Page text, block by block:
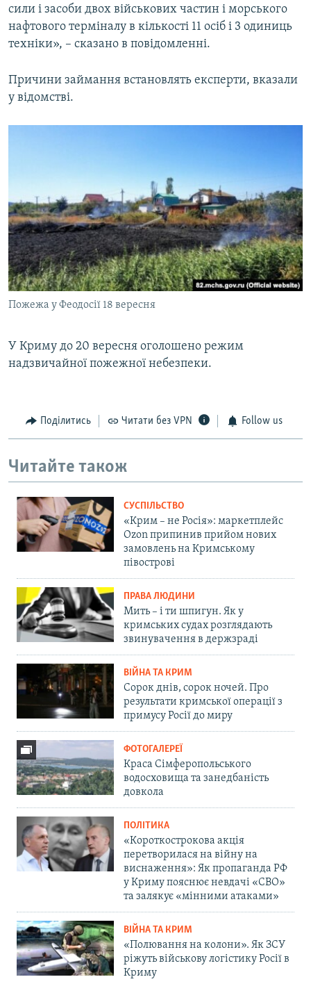
сили і засоби двох військових частин і морського
нафтового терміналу в кількості 11 осіб і 3 одиниць
техніки», – сказано в повідомленні.
Причини займання встановлять експерти, вказали
у відомстві.
Пожежа у Феодосії 18 вересня
У Криму до 20 вересня оголошено режим
надзвичайної пожежної небезпеки.
Поділитись Читати без VPN Follow us
Читайте також
СУСПІЛЬСТВО
«Крим – не Росія»: маркетплейс
Ozon припинив прийом нових
замовлень на Кримському
півострові
ПРАВА ЛЮДИНИ
Мить – і ти шпигун. Як у
кримських судах розглядають
звинувачення в держзраді
ВІЙНА ТА КРИМ
Сорок днів, сорок ночей. Про
результати кримської операції з
примусу Росії до миру
ФОТОГАЛЕРЕЇ
Краса Сімферопольського
водосховища та занедбаність
довкола
ПОЛІТИКА
«Короткострокова акція
перетворилася на війну на
виснаження»: Як пропаганда РФ
у Криму пояснює невдачі «СВО»
та залякує «мінними атаками»
ВІЙНА ТА КРИМ
«Полювання на колони». Як ЗСУ
ріжуть військову логістику Росії в
Криму